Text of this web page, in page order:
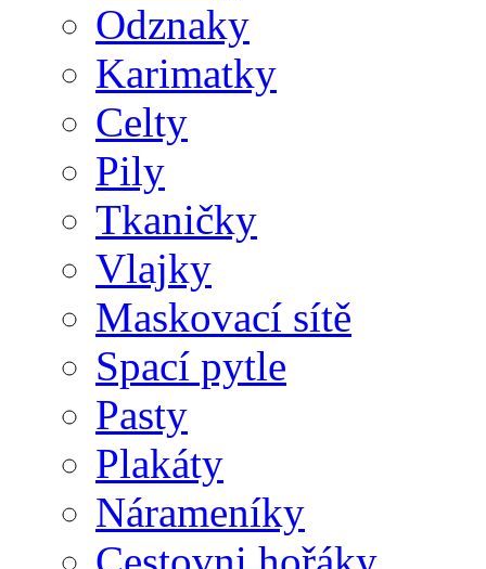
Odznaky
Karimatky
Celty
Pily
Tkaničky
Vlajky
Maskovací sítě
Spací pytle
Pasty
Plakáty
Nárameníky